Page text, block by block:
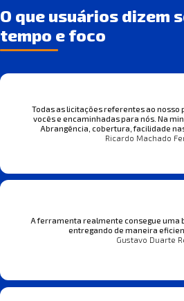
O que usuários dizem
tempo e foco
Todas as licitações referentes ao nosso
vocês e encaminhadas para nós. Na
Abrangência, cobertura, facilidade
Ricardo Machado
A ferramenta realmente consegue uma
entregando de maneira
Gustavo Duarte